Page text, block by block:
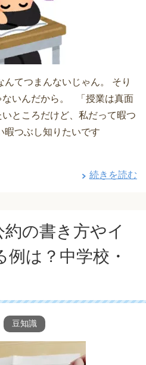
てつまんないじゃん。 そり
ないんだから。 「授業は真面
ところだけど、私だって暇つ
暇つぶし知りたいです
続きを読む
の書き方やイ
は？中学校・
豆知識